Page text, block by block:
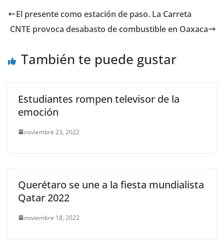
e
b
o
er l s
A
p
y
Li
k
gr
a
e
El presente como estación de paso. La Carreta
CNTE provoca desabasto de combustible en Oaxaca
También te puede gustar
Estudiantes rompen televisor de la
emoción
noviembre 23, 2022
Querétaro se une a la fiesta mundialista
Qatar 2022
noviembre 18, 2022